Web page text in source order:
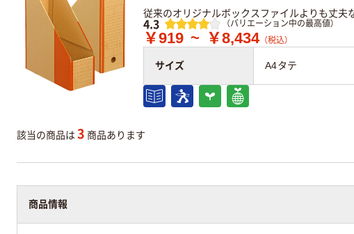
従来のオリジナルボックスファイルよりも丈夫
レビュー
4.3 （バリエーション中の最高値）
￥919 ~ ￥8,434 （税込）
サイズ A4タテ
該当の商品は 3 商品あります
商品情報